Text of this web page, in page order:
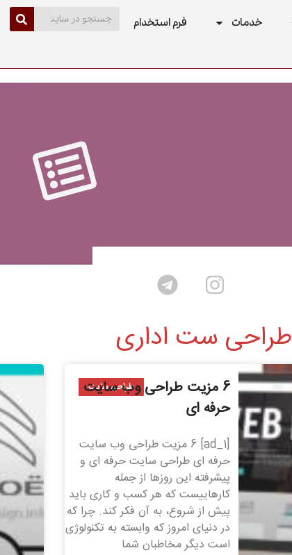
خدمات فرم استخدام
طراحی ست اداری
طراحی سایت
6 مزیت طراحی وب سایت
حرفه ای
[ad_1] 6 مزیت طراحی وب سایت
حرفه ای طراحی سایت حرفه ای و
پیشرفته این روزها از جمله
کارهاییست که هر کسب و کاری باید
پیش از شروع، به آن فکر کند. چرا که
در دنیای امروز که وابسته به تکنولوژی
است دیگر مخاطبان شما